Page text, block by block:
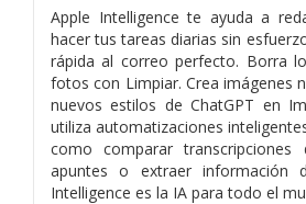
Apple Intelligence te ayuda a
hacer tus tareas diarias sin
rápida al correo perfecto. Borra
fotos con Limpiar. Crea imágenes
nuevos estilos de ChatGPT en
utiliza automatizaciones
como comparar
apuntes o extraer información
Intelligence es la IA para todo el